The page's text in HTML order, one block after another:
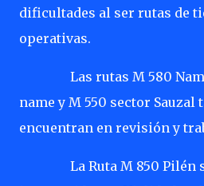
dificultades al ser rutas de
operativas.
Las rutas M 580
name y M 550 sector Sauzal
encuentran en revisión y
La Ruta M 850 Pilén